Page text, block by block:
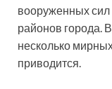
вооруженных
районов города.
несколько
приводится.